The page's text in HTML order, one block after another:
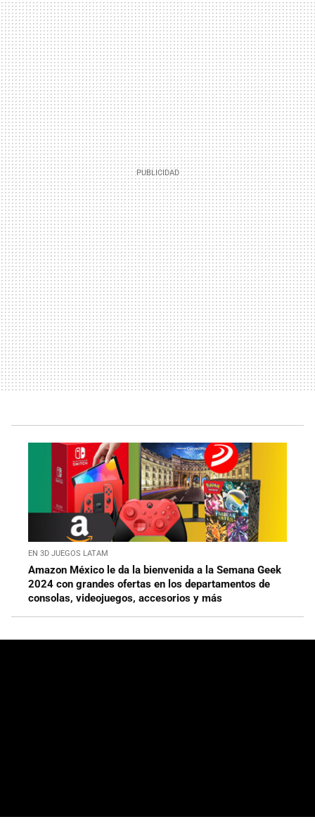
EN 3D JUEGOS LATAM
Amazon México le da la bienvenida a la Semana Geek
2024 con grandes ofertas en los departamentos de
consolas, videojuegos, accesorios y más